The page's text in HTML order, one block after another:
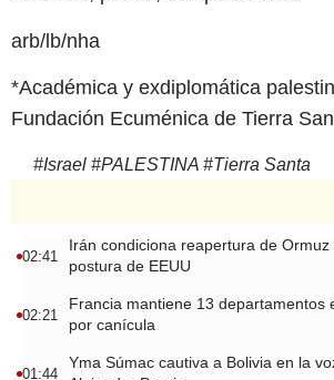
arb/lb/nha
*Académica y exdiplomática
Fundación Ecuménica de Tierra
#Israel #PALESTINA #Tierra Santa
02:41
Irán condiciona reapertura de
postura de EEUU
02:21
Francia mantiene 13 departamentos
por canícula
01:44
Yma Súmac cautiva a Bolivia en la